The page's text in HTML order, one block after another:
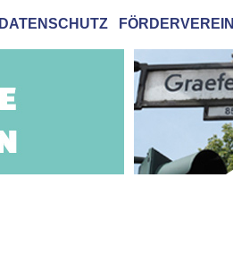
DATENSCHUTZ FÖRDERVEREIN